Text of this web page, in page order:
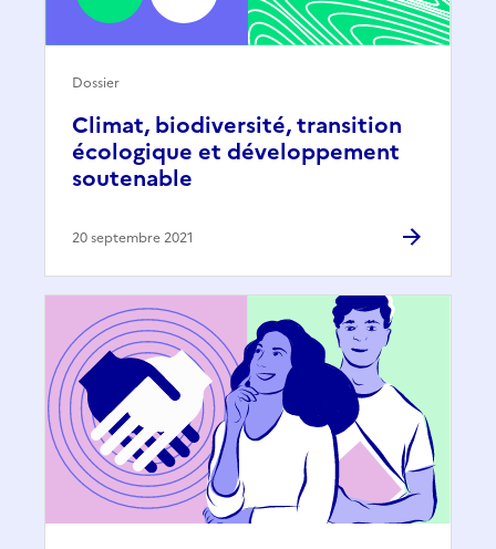
Climat, biodiversité, transition
écologique et développement
soutenable
Dossier
20 septembre 2021